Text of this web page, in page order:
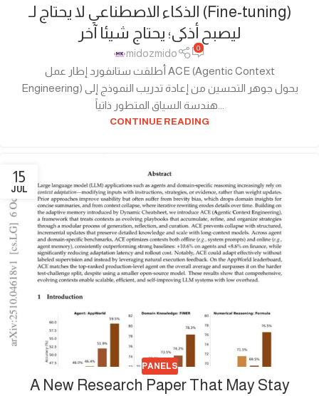
الذكاء الاصطناعي لا يحتاج لـ (Fine-tuning)
ليصبح أذكى؛ يحتاج شيئا آخر
midozmido 0
أطلقت ستانفورد إطار عمل ACE (Agentic Context
Engineering) يحول جوهر التحسين من إعادة تدريب النموذج إلى
CONTINUE READING
15
JUL
PANELS
A New Research Paper That May Stay